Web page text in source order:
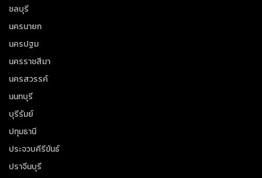
ชลบุรี
นครนายก
นครปฐม
นครราชสีมา
นครสวรรค์
นนทบุรี
บุรีรัมย์
ปทุมธานี
ประจวบคีรีขันธ์
ปราจีนบุรี